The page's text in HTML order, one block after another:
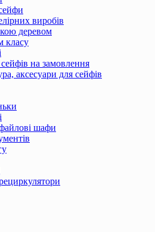
виробів
деревом
класу
на замовлення
аксесуари для сейфів
шафи